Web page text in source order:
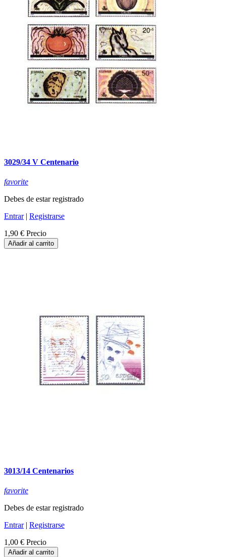
3029/34 V Centenario
favorite
Debes de estar registrado
Entrar| Registrarse
1,90 € Precio
Añadir al carrito
3013/14 Centenarios
favorite
Debes de estar registrado
Entrar| Registrarse
1,00 € Precio
Añadir al carrito